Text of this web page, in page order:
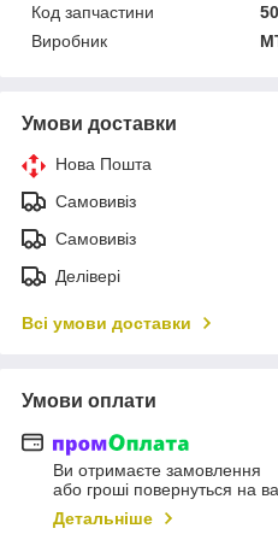
Код запчастини
Виробник
Умови доставки
Нова Пошта
Самовивіз
Самовивіз
Делівері
Всі умови доставки
Умови оплати
Ви отримаєте замовлення
або гроші повернуться на
Детальніше